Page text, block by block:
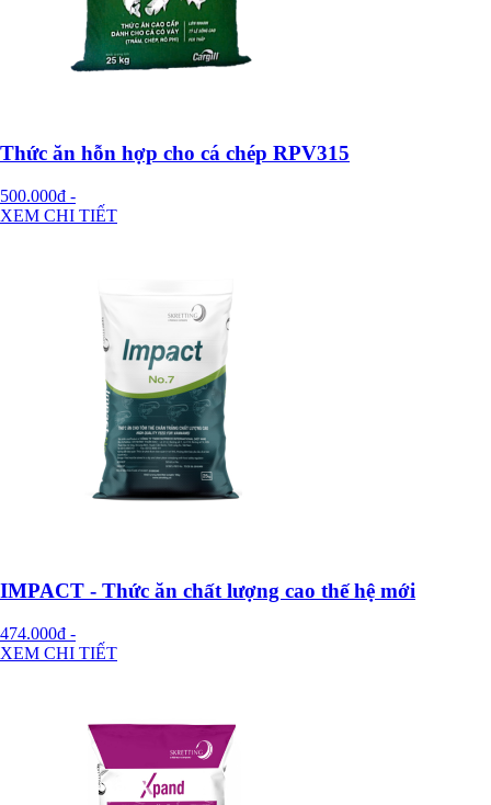
Thức ăn hỗn hợp cho cá chép RPV315
500.000đ -
XEM CHI TIẾT
IMPACT - Thức ăn chất lượng cao thế hệ mới
474.000đ -
XEM CHI TIẾT